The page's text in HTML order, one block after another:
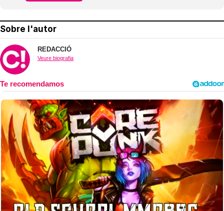
Sobre l'autor
REDACCIÓ
Veure biografia